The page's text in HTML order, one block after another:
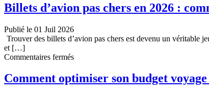
avantages
voyage
en
Billets d’avion pas chers en 2026 :
Publié le 01 Juil 2026
Trouver des billets d’avion pas chers est devenu un véritable
et […]
Commentaires ferméssur
d’avion
pas
Comment optimiser son budget